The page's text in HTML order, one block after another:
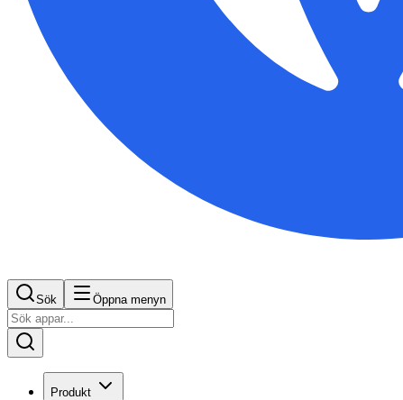
Sök Öppna menyn
Produkt